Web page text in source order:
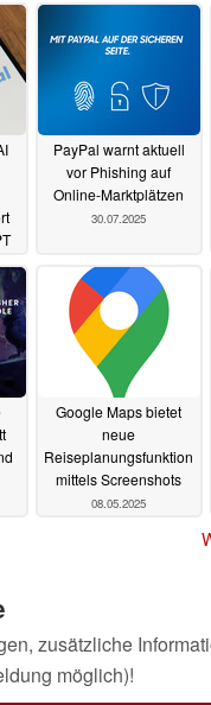
PayPal warnt aktuell
vor Phishing auf
Online-Marktplätzen
30.07.2025
Google Maps bietet
neue
Reiseplanungsfunktion
mittels Screenshots
08.05.2025
zusätzliche
möglich)!